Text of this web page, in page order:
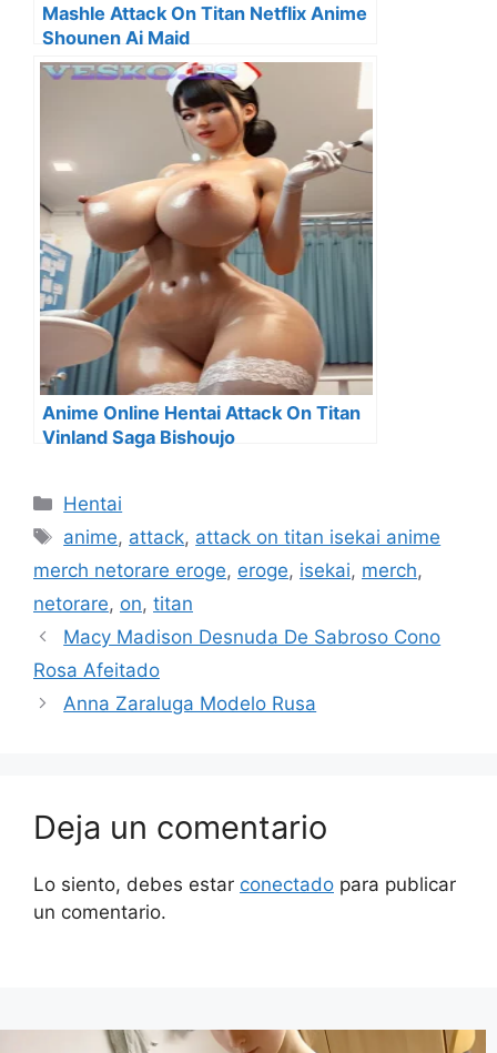
Mashle Attack On Titan Netflix Anime
Shounen Ai Maid
Anime Online Hentai Attack On Titan
Vinland Saga Bishoujo
Categorías
Hentai
Etiquetas
anime, attack, attack on titan isekai anime
merch netorare eroge, eroge, isekai, merch,
netorare, on, titan
Macy Madison Desnuda De Sabroso Cono
Rosa Afeitado
Anna Zaraluga Modelo Rusa
Deja un comentario
Lo siento, debes estar conectado para publicar
un comentario.